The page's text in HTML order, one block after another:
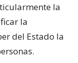
la
la
del Estado la